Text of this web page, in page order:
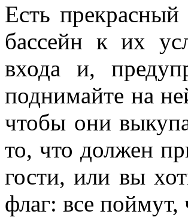
Есть прекрасный
бассейн к их
входа и,
поднимайте на
чтобы они
то, что должен
гости, или вы
флаг: все поймут,